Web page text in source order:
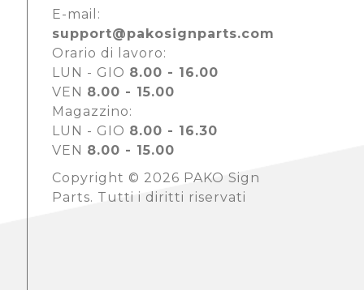
E-mail:
support@pakosignparts.com
Orario di lavoro:
LUN - GIO 8.00 - 16.00
VEN 8.00 - 15.00
Magazzino:
LUN - GIO 8.00 - 16.30
VEN 8.00 - 15.00
Copyright © 2026 PAKO Sign
Parts. Tutti i diritti riservati